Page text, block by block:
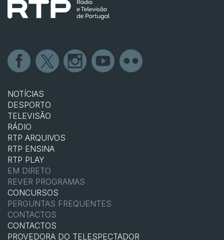
NOTÍCIAS
DESPORTO
TELEVISÃO
RÁDIO
RTP ARQUIVOS
RTP ENSINA
RTP PLAY
EM DIRETO
REVER PROGRAMAS
CONCURSOS
PERGUNTAS FREQUENTES
CONTACTOS
CONTACTOS
PROVEDORA DO TELESPECTADOR